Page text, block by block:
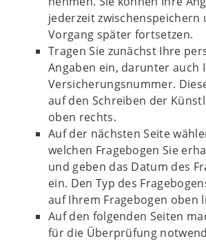
jederzeit zwischenspeichern
Vorgang später fortsetzen.
Tragen Sie zunächst Ihre
Angaben ein, darunter auch
Versicherungsnummer.
auf den Schreiben der
oben rechts.
Auf der nächsten Seite
welchen Fragebogen Sie
und geben das Datum des
ein. Den Typ des
auf Ihrem Fragebogen oben
Auf den folgenden Seiten
für die Überprüfung